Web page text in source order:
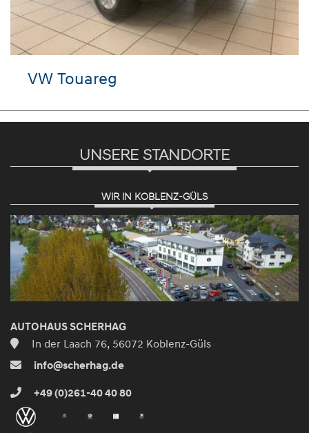
VW Touareg
UNSERE STANDORTE
WIR IN KOBLENZ-GÜLS
AUTOHAUS SCHERHAG
In der Laach 76, 56072 Koblenz-Güls
info@scherhag.de
+49 (0)261-40 40 80